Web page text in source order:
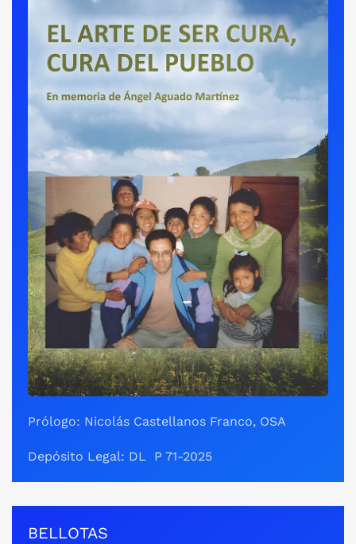
Prólogo: Nicolás Castellanos Franco, OSA
Depósito Legal: DL P 71-2025
BELLOTAS